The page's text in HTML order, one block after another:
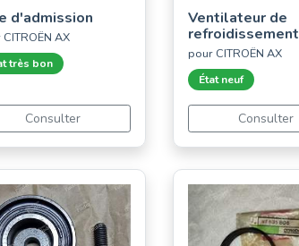
d'admission
AX
très bon
Consulter
Ventilateur de
refroidissement
pour CITROËN AX
État neuf
Consulter